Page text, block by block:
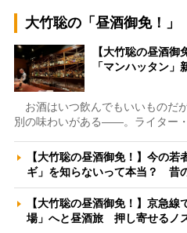
大竹聡の「昼酒御免！」
【大竹聡の昼酒御
「マンハッタン
お酒はいつ飲んでもいいものだ
別の味わいがある――。ライター
【大竹聡の昼酒御免！】今の
ギ」を知らないって本当？ 昔
【大竹聡の昼酒御免！】京急
場」へと昼酒旅 押し寄せるノ